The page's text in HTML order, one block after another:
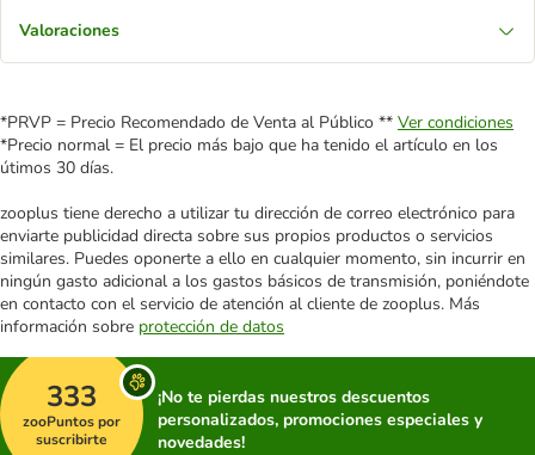
Valoraciones
*PRVP = Precio Recomendado de Venta al Público ** Ver condiciones
*Precio normal = El precio más bajo que ha tenido el artículo en los
útimos 30 días.
zooplus tiene derecho a utilizar tu dirección de correo electrónico para
enviarte publicidad directa sobre sus propios productos o servicios
similares. Puedes oponerte a ello en cualquier momento, sin incurrir en
ningún gasto adicional a los gastos básicos de transmisión, poniéndote
en contacto con el servicio de atención al cliente de zooplus. Más
información sobre protección de datos
333
zooPuntos por
suscribirte
¡No te pierdas nuestros descuentos
personalizados, promociones especiales y
novedades!